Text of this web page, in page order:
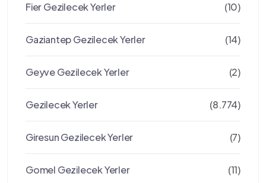
Fier Gezilecek Yerler (10)
Gaziantep Gezilecek Yerler (14)
Geyve Gezilecek Yerler (2)
Gezilecek Yerler (8.774)
Giresun Gezilecek Yerler (7)
Gomel Gezilecek Yerler (11)